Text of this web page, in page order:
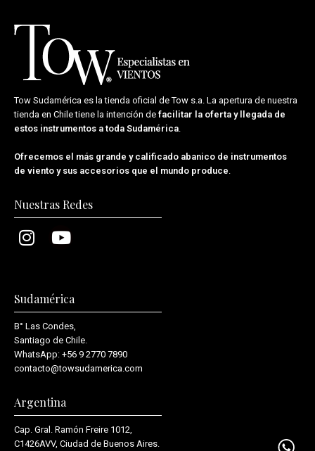
Tow Sudamérica es la tienda oficial deTow s.a. La apertura de nuestra
tienda en Chile tiene la intención de facilitar la oferta y llegada de
estos instrumentos a toda Sudamérica.
Ofrecemos el más grande y calificado abanico de instrumentos
de viento y sus accesorios que el mundo produce.
Nuestras Redes
Sudamérica
B° Las Condes,
Santiago de Chile.
WhatsApp: +56 9 2770 7890
contacto@towsudamerica.com
Argentina
Cap. Gral. Ramón Freire 1012,
C1426AVV, Ciudad de Buenos Aires.